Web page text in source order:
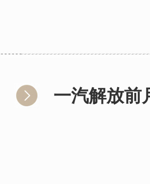
一汽解放前